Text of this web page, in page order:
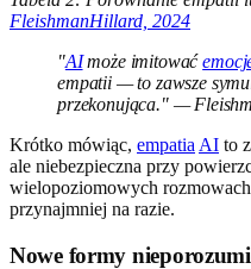
FleishmanHillard, 2024
"AImoże imitować
empatii — to zawsze
przekonująca." —
Krótko mówiąc, empatia AI to
ale niebezpieczna przy
wielopoziomowych
przynajmniej na razie.
Nowe formy